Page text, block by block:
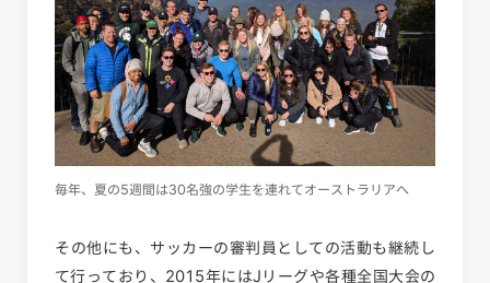
毎年、夏の5週間は30名強の学生を連れてオーストラリアへ
その他にも、サッカーの審判員としての活動も継続し
て行っており、2015年にはJリーグや各種全国大会の